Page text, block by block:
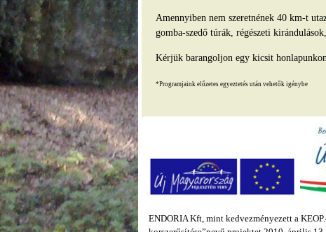
Amennyiben nem szeretnének 40 km-t
gomba-szedő túrák, régészeti
Kérjük barangoljon egy kicsit
*Programjaink előzetes egyeztetés után vehetők igénybe
ENDORIA Kft, mint kedvezményezett a